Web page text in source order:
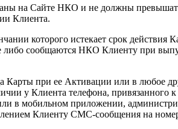
на Сайте НКО и не должны
Клиента.
которого истекает срок
сообщаются НКО Клиенту при
при ее Активации или в любое
у Клиента телефона, привязанного
в мобильном приложении,
Клиенту СМС-сообщения на